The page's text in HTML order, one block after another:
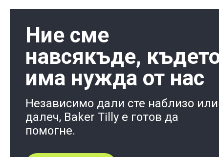
Ние сме
навсякъде,
има нужда от нас
Независимо дали сте наблизо или
далеч, Baker Tilly e готов да
помогне.